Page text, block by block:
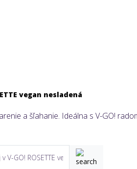
vegan nesladená
a šľahanie. Ideálna s V-GO!